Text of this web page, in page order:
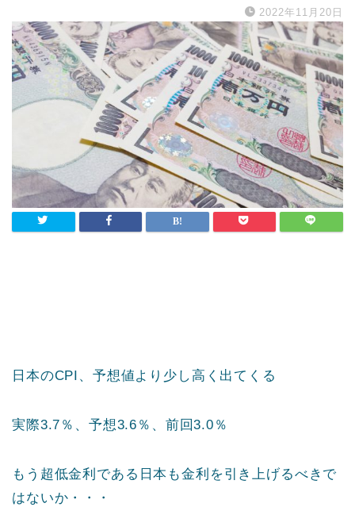
2022年11月20日
日本のCPI、予想値より少し高く出てくる
実際3.7％、予想3.6％、前回3.0％
もう超低金利である日本も金利を引き上げるべきで
はないか・・・